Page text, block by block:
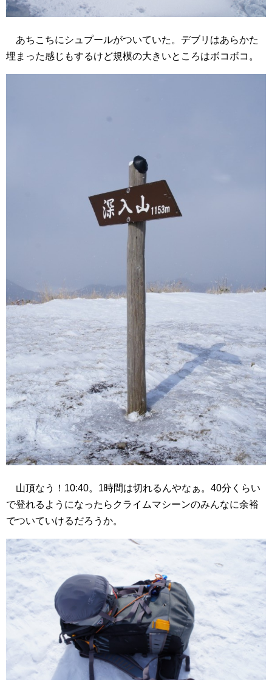
あちこちにシュプールがついていた。デブリはあらかた
埋まった感じもするけど規模の大きいところはボコボコ。
山頂なう！10:40。1時間は切れるんやなぁ。40分くらい
で登れるようになったらクライムマシーンのみんなに余裕
でついていけるだろうか。